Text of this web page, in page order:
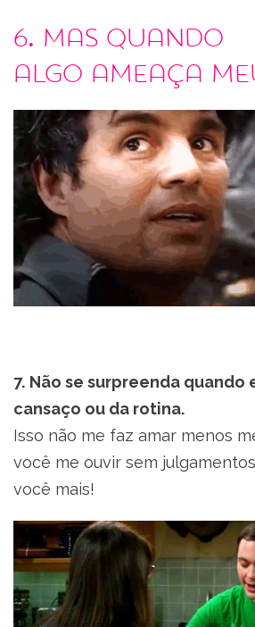
6. Mas quando
algo ameaça
7. Não se surpreenda quando
cansaço ou da rotina.
Isso não me faz amar menos
você me ouvir sem
você mais!